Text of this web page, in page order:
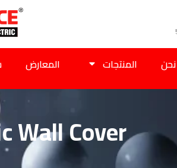
المنتجات المعارض
Wall Cover